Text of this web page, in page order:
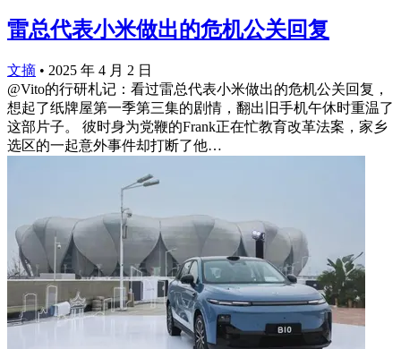
雷总代表小米做出的危机公关回复
文摘 • 2025 年 4 月 2 日
@Vito的行研札记：看过雷总代表小米做出的危机公关回复，
想起了纸牌屋第一季第三集的剧情，翻出旧手机午休时重温了
这部片子。 彼时身为党鞭的Frank正在忙教育改革法案，家乡
选区的一起意外事件却打断了他…